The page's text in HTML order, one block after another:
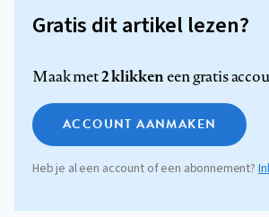
Gratis dit artikel lezen?
Maak met2 klikkeneen gratis
ACCOUNT AANMAKEN
Heb je al een account of een abonnement?